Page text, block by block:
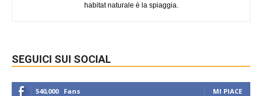
habitat naturale è la spiaggia.
SEGUICI SUI SOCIAL
540,000 Fans MI PIACE